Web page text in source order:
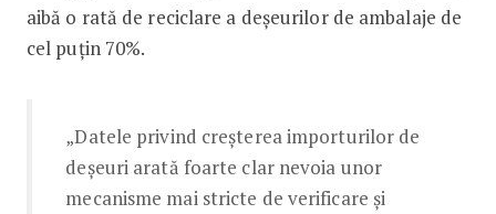
aibă o rată de reciclare a deșeurilor de ambalaje de
cel puțin 70%.
„Datele privind creșterea importurilor de
deșeuri arată foarte clar nevoia unor
mecanisme mai stricte de verificare și